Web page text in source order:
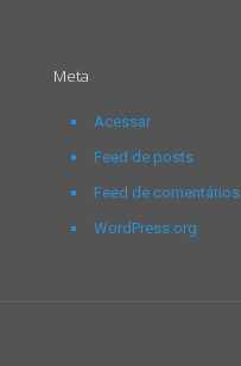
Meta
Acessar
Feed de posts
Feed de comentários
WordPress.org